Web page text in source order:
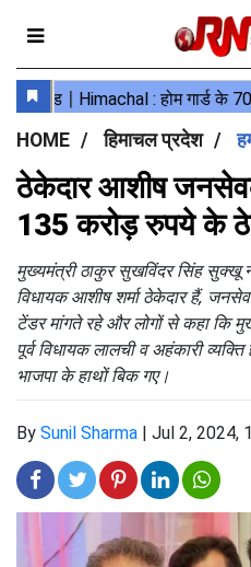
HOME हिमाचल प्रदेश
ठेकेदार आशीष
135 करोड़ रुपये के
मुख्यमंत्री ठाकुर सुखविंदर सिंह सुक्खू ने
विधायक आशीष शर्मा ठेकेदार हैं,
टेंडर मांगते रहे और लोगों से कहा कि
पूर्व विधायक लालची व अहंकारी
भाजपा के हाथों बिक गए।
By Sunil Sharma | Jul 2, 2024,